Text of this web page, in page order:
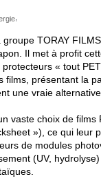
,
TORAY
Il met à profit
« tout
films, présentant la
une vraie
vaste choix de films
»), ce qui leur
de modules
(UV,